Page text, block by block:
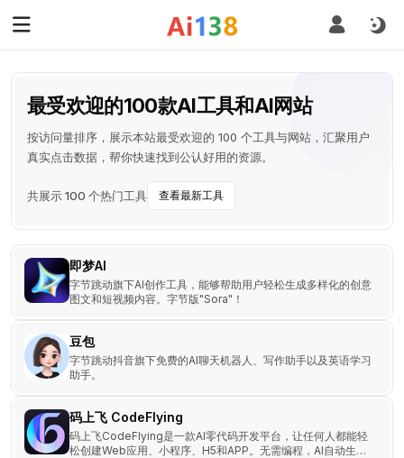
最受欢迎的100款AI工具和AI网站
按访问量排序，展示本站最受欢迎的 100 个工具与网站，汇聚用户
真实点击数据，帮你快速找到公认好用的资源。
共展示 100 个热门工具 查看最新工具
即梦AI
字节跳动旗下AI创作工具，能够帮助用户轻松生成多样化的创意
图文和短视频内容。字节版"Sora"！
豆包
字节跳动抖音旗下免费的AI聊天机器人、写作助手以及英语学习
助手。
码上飞 CodeFlying
码上飞CodeFlying是一款AI零代码开发平台，让任何人都能轻
松创建Web应用、小程序、H5和APP。无需编程，AI自动生成